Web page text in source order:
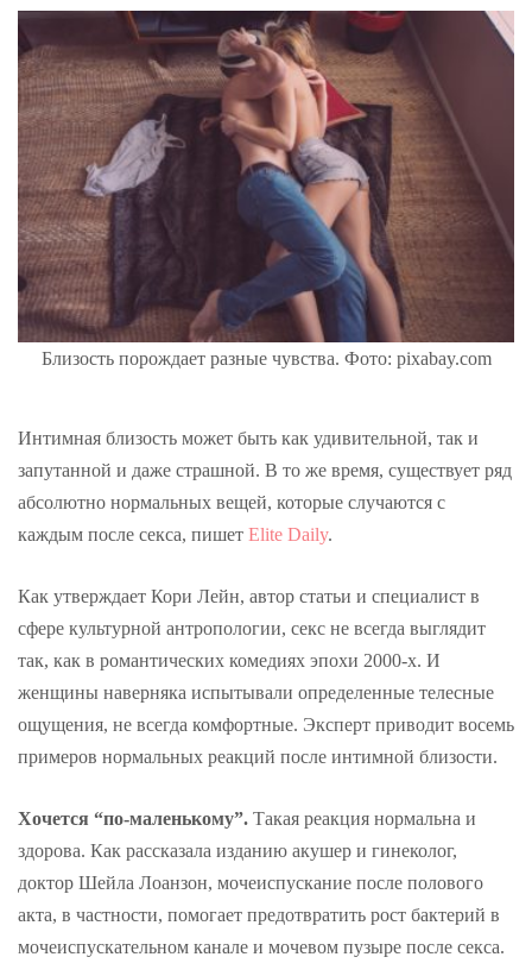
Близость порождает разные чувства. Фото: pixabay.com
Интимная близость может быть как удивительной, так и
запутанной и даже страшной. В то же время, существует ряд
абсолютно нормальных вещей, которые случаются с
каждым после секса, пишет Elite Daily.
Как утверждает Кори Лейн, автор статьи и специалист в
сфере культурной антропологии, секс не всегда выглядит
так, как в романтических комедиях эпохи 2000-х. И
женщины наверняка испытывали определенные телесные
ощущения, не всегда комфортные. Эксперт приводит восемь
примеров нормальных реакций после интимной близости.
Хочется “по-маленькому”. Такая реакция нормальна и
здорова. Как рассказала изданию акушер и гинеколог,
доктор Шейла Лоанзон, мочеиспускание после полового
акта, в частности, помогает предотвратить рост бактерий в
мочеиспускательном канале и мочевом пузыре после секса.